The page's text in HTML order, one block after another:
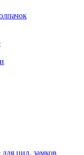
цил. замков